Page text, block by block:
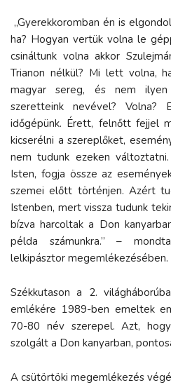
„Gyerekkoromban én is
ha? Hogyan vertük volna le
csináltunk volna akkor
Trianon nélkül? Mi lett volna,
magyar sereg, és nem
szeretteink nevével? Volna?
időgépünk. Érett, felnőtt fejjel
kicserélni a szereplőket,
nem tudunk ezeken
Isten, fogja össze az
szemei előtt történjen. Azért
Istenben, mert vissza tudunk
bízva harcoltak a Don
példa számunkra.” –
lelkipásztor megemlékezésében.
Székkutason a 2.
emlékére 1989-ben emeltek
70-80 név szerepel. Azt,
szolgált a Don kanyarban,
A csütörtöki megemlékezés